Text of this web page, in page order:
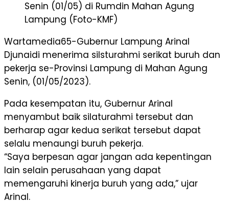
Senin (01/05) di Rumdin Mahan Agung
Lampung (Foto-KMF)
Wartamedia65-Gubernur Lampung Arinal
Djunaidi menerima silsturahmi serikat buruh dan
pekerja se-Provinsi Lampung di Mahan Agung
Senin, (01/05/2023).
Pada kesempatan itu, Gubernur Arinal
menyambut baik silaturahmi tersebut dan
berharap agar kedua serikat tersebut dapat
selalu menaungi buruh pekerja.
“Saya berpesan agar jangan ada kepentingan
lain selain perusahaan yang dapat
memengaruhi kinerja buruh yang ada,” ujar
Arinal.